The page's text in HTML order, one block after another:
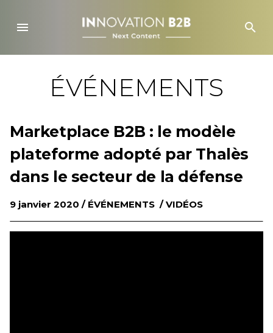
content
menu search
ÉVÉNEMENTS
Marketplace B2B : le modèle
plateforme adopté par Thalès
dans le secteur de la défense
9 janvier 2020 / ÉVÉNEMENTS /VIDÉOS